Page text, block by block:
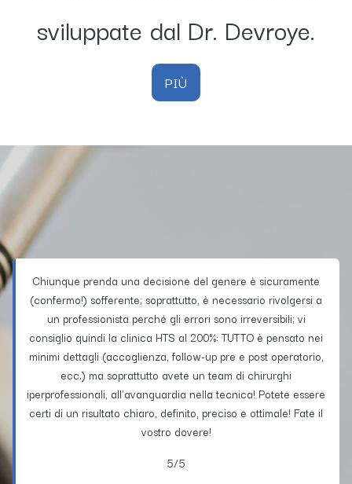
sviluppate dal Dr. Devroye.
PIÙ
Chiunque prenda una decisione del genere è sicuramente
(confermo!) sofferente; soprattutto, è necessario rivolgersi a
un professionista perché gli errori sono irreversibili; vi
consiglio quindi la clinica HTS al 200%: TUTTO è pensato nei
minimi dettagli (accoglienza, follow-up pre e post operatorio,
ecc.) ma soprattutto avete un team di chirurghi
iperprofessionali, all'avanguardia nella tecnica! Potete essere
certi di un risultato chiaro, definito, preciso e ottimale! Fate il
vostro dovere!
5/5